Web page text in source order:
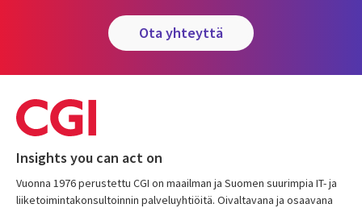
ota yhteyttä
Insights you can act on
Vuonna 1976 perustettu CGI on maailman ja Suomen suurimpia IT- ja
liiketoimintakonsultoinnin palveluyhtiöitä. Oivaltavana ja osaavana